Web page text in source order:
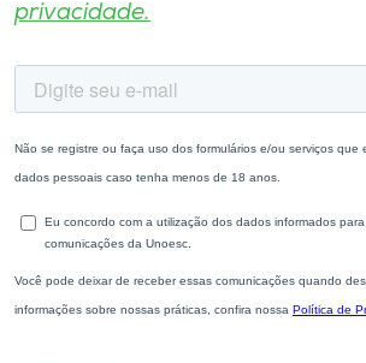
privacidade.